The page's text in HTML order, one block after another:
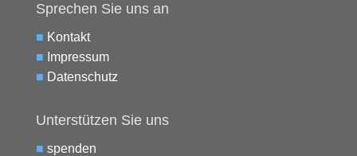
Sprechen Sie uns an
■ Kontakt
■ Impressum
■ Datenschutz
Unterstützen Sie uns
■ spenden